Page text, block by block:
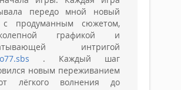
передо мной новый
продуманным сюжетом,
графикой и
интригой
. Каждый шаг
новым переживанием
лёгкого волнения до